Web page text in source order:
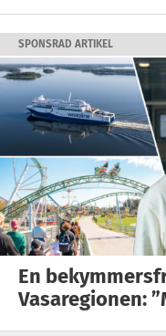
SPONSRAD ARTIKEL
En
Vasaregionen: